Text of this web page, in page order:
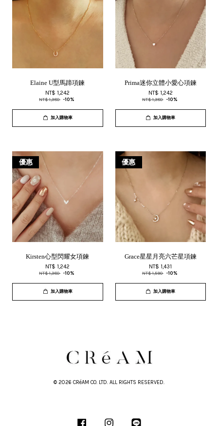
Elaine U型馬蹄項鍊
NT$ 1,242
NT$ 1,380 -10%
加入購物車
Prima迷你立體小愛心項鍊
NT$ 1,242
NT$ 1,380 -10%
加入購物車
優惠
Kirsten心型閃耀女項鍊
NT$ 1,242
NT$ 1,380 -10%
加入購物車
優惠
Grace星星月亮六芒星項鍊
NT$ 1,431
NT$ 1,590 -10%
加入購物車
© 2026 CRéAM CO. LTD. ALL RIGHTS RESERVED.
Facebook Instagram